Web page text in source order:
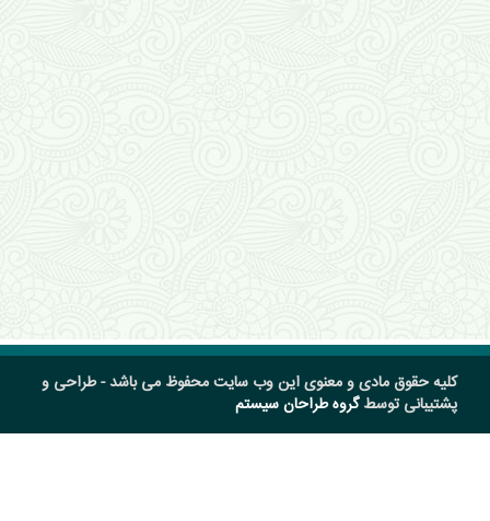
کلیه حقوق مادی و معنوی این وب سایت محفوظ می باشد - طراحی و
پشتیبانی توسطگروه طراحان سیستم